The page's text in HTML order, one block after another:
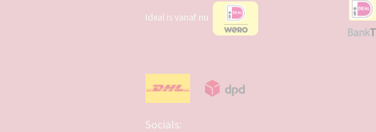
Ideal is vanaf nu
Socials: